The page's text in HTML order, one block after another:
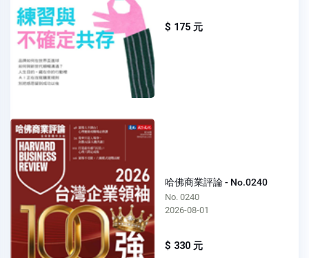
$ 175 元
哈佛商業評論 - No.0240
No. 0240
2026-08-01
$ 330 元